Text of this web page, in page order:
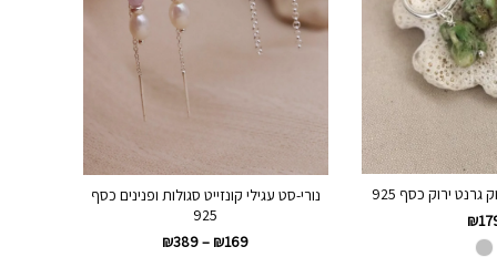
גרנט ירוק כסף 925
₪
נורי-סט עגילי קונזייט סגולות ופנינים כסף
925
₪169
–
₪389